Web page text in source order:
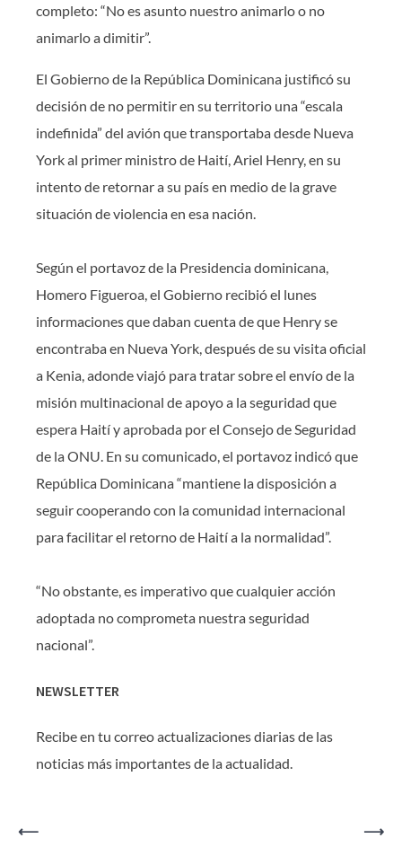
completo: “No es asunto nuestro animarlo o no
animarlo a dimitir”.
El Gobierno de la República Dominicana justificó su
decisión de no permitir en su territorio una “escala
indefinida” del avión que transportaba desde Nueva
York al primer ministro de Haití, Ariel Henry, en su
intento de retornar a su país en medio de la grave
situación de violencia en esa nación.
Según el portavoz de la Presidencia dominicana,
Homero Figueroa, el Gobierno recibió el lunes
informaciones que daban cuenta de que Henry se
encontraba en Nueva York, después de su visita oficial
a Kenia, adonde viajó para tratar sobre el envío de la
misión multinacional de apoyo a la seguridad que
espera Haití y aprobada por el Consejo de Seguridad
de la ONU. En su comunicado, el portavoz indicó que
República Dominicana “mantiene la disposición a
seguir cooperando con la comunidad internacional
para facilitar el retorno de Haití a la normalidad”.
“No obstante, es imperativo que cualquier acción
adoptada no comprometa nuestra seguridad
nacional”.
NEWSLETTER
Recibe en tu correo actualizaciones diarias de las
noticias más importantes de la actualidad.
Navegación
⟵
⟶